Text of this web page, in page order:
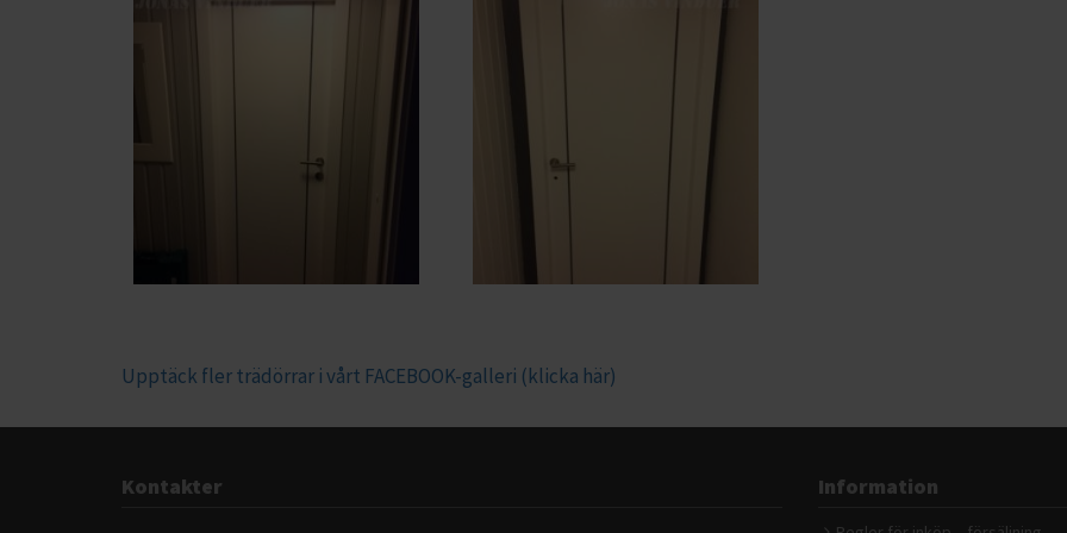
Upptäck fler trädörrar i vårt FACEBOOK-galleri (klicka här)
Kontakter Information